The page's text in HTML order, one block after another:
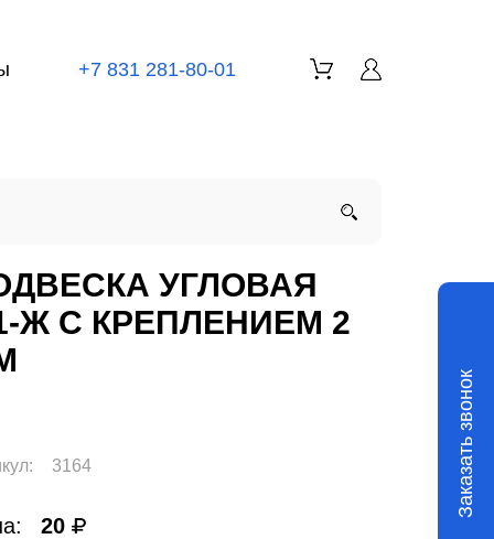
+7 831 281-80-01
УГЛОВАЯ
Ж С КРЕПЛЕНИЕМ 2
3164
20
Заказать звонок